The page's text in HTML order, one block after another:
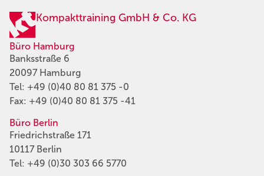
Kompakttraining GmbH & Co. KG
Büro Hamburg
Banksstraße 6
20097 Hamburg
Tel: +49 (0)40 80 81 375 -0
Fax: +49 (0)40 80 81 375 -41
Büro Berlin
Friedrichstraße 171
10117 Berlin
Tel: +49 (0)30 303 66 5770